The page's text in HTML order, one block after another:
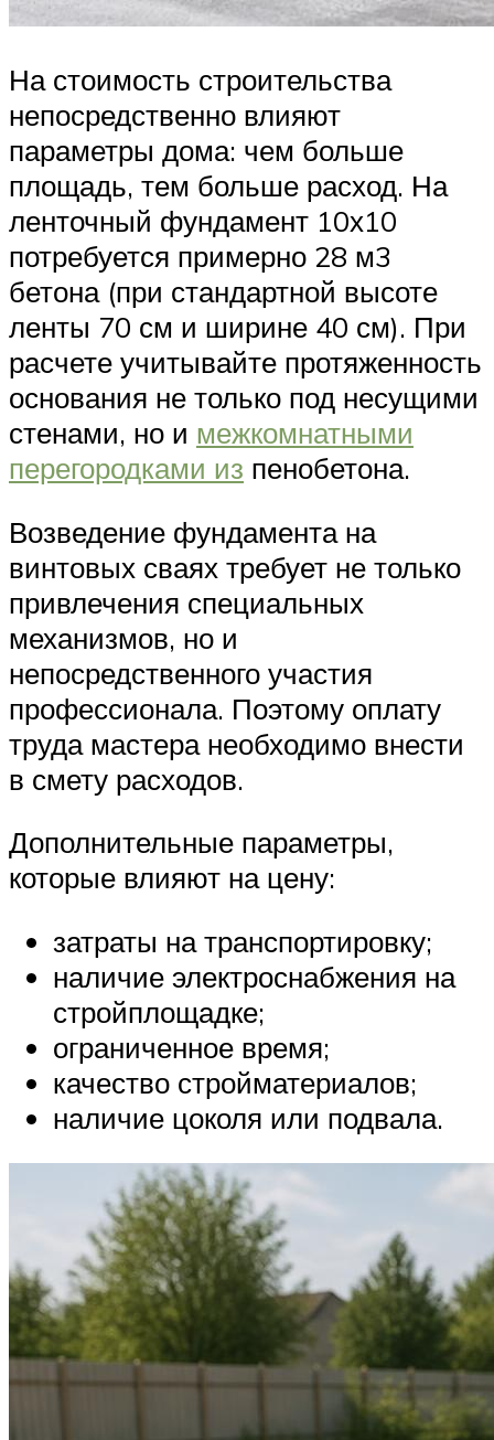
На стоимость строительства
непосредственно влияют
параметры дома: чем больше
площадь, тем больше расход. На
ленточный фундамент 10х10
потребуется примерно 28 м3
бетона (при стандартной высоте
ленты 70 см и ширине 40 см). При
расчете учитывайте протяженность
основания не только под несущими
стенами, но и межкомнатными
перегородками из пенобетона.
Возведение фундамента на
винтовых сваях требует не только
привлечения специальных
механизмов, но и
непосредственного участия
профессионала. Поэтому оплату
труда мастера необходимо внести
в смету расходов.
Дополнительные параметры,
которые влияют на цену:
затраты на транспортировку;
наличие электроснабжения на
стройплощадке;
ограниченное время;
качество стройматериалов;
наличие цоколя или подвала.